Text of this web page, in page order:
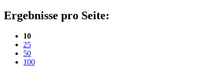
Ergebnisse pro Seite:
10(aktuelle Einstellung)
25
50
100